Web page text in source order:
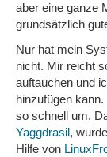
aber eine ganze
grundsätzlich
Nur hat mein
nicht. Mir reicht
auftauchen und
hinzufügen
so schnell um.
Yaggdrasil,
Hilfe von